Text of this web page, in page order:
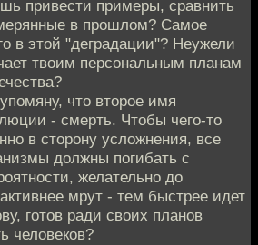
привести примеры, сравнить
в прошлом? Самое
в этой "деградации"? Неужели
твоим персональным планам
что второе имя
- смерть. Чтобы чего-то
в сторону усложнения, все
должны погибать с
желательно до
мрут - тем быстрее идет
готов ради своих планов
человеков?